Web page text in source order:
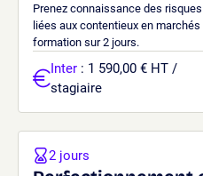
Prenez connaissance des
liées aux contentieux en
formation sur 2 jours.
Inter : 1 590,00 € HT /
stagiaire
2 jours